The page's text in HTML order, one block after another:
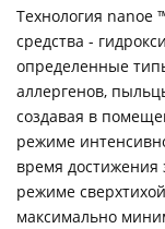
Технология
средства -
определенные
аллергенов,
создавая в
режиме
время
режиме
максимально